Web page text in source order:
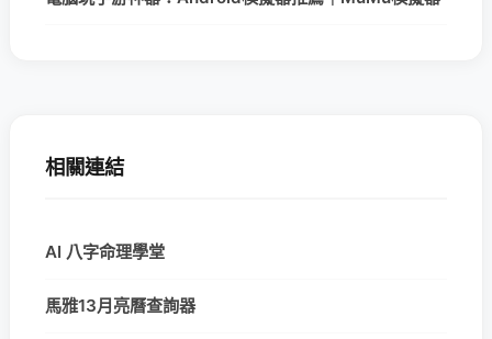
相關連結
AI 八字命理學堂
馬雅13月亮曆查詢器